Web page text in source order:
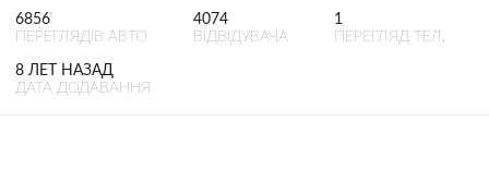
6856
ПЕРЕГЛЯДІВ АВТО
4074
ВІДВІДУВАЧА
1
ПЕРЕГЛЯД ТЕЛ.
8 ЛЕТ НАЗАД
ДАТА ДОДАВАННЯ